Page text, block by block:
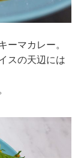
ーマカレー。
スの天辺には